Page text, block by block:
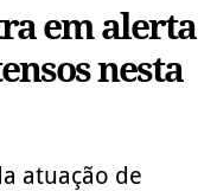
em alerta
nesta
atuação de